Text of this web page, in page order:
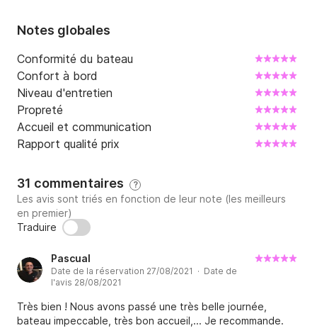
Notes globales
Conformité du bateau
Confort à bord
Niveau d'entretien
Propreté
Accueil et communication
Rapport qualité prix
31 commentaires ?
Les avis sont triés en fonction de leur note (les meilleurs
en premier)
Traduire
Pascual
Date de la réservation 27/08/2021 · Date de
l'avis 28/08/2021
Très bien ! Nous avons passé une très belle journée,
bateau impeccable, très bon accueil,... Je recommande.